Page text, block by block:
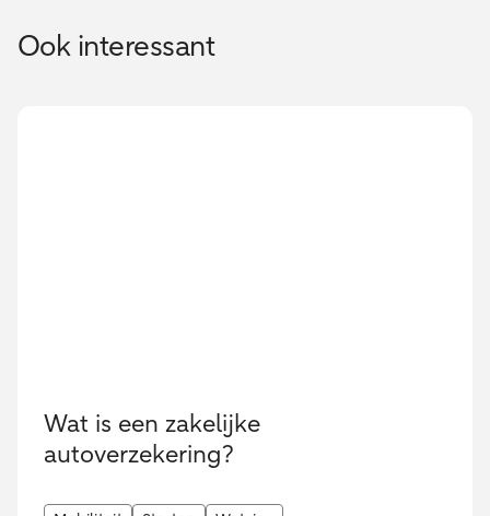
Ook interessant
Wat is een zakelijke
autoverzekering?